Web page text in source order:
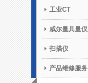
工业CT
威尔量具量仪
扫描仪
产品维修服务